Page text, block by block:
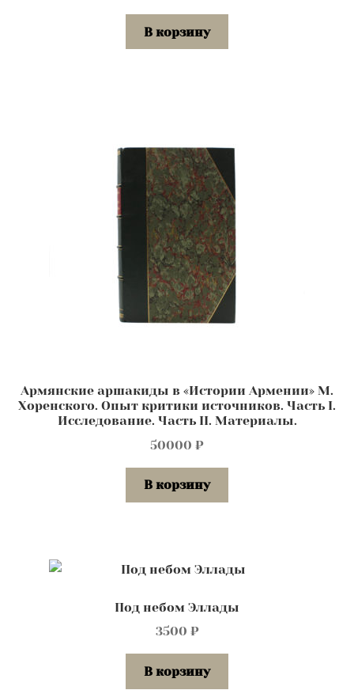
В корзину
Армянские аршакиды в «Истории Армении» М.
Хоренского. Опыт критики источников. Часть I.
Исследование. Часть II. Материалы.
50000 ₽
В корзину
Под небом Эллады
3500 ₽
В корзину